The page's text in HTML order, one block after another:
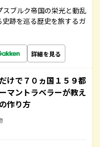
スブルク帝国の栄光と動乱
跡を巡る歴史を旅するガ
詳細を見る
けで７０ヵ国１５９都
マントラベラーが教え
作り方